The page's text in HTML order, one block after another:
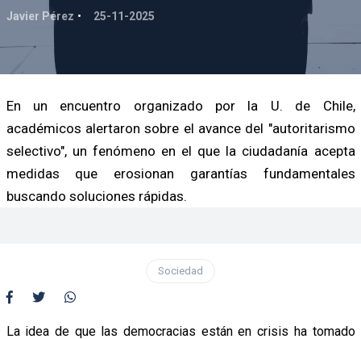
Javier Pérez 25-11-2025
En un encuentro organizado por la U. de Chile,
académicos alertaron sobre el avance del "autoritarismo
selectivo", un fenómeno en el que la ciudadanía acepta
medidas que erosionan garantías fundamentales
buscando soluciones rápidas.
Sociedad
La idea de que las democracias están en crisis ha tomado